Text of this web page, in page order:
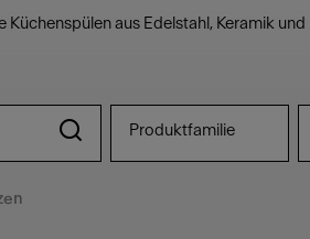
Küchenspülen aus Edelstahl, Keramik und
Produktfamilie